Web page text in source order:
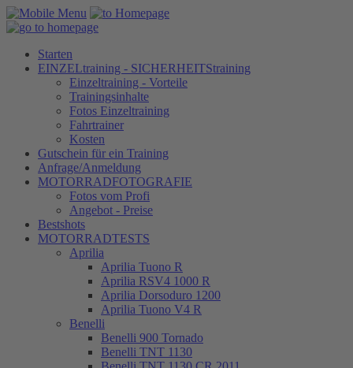
Starten
EINZELtraining - SICHERHEITStraining
Einzeltraining - Vorteile
Trainingsinhalte
Fotos Einzeltraining
Fahrtrainer
Kosten
Gutschein für ein Training
Anfrage/Anmeldung
MOTORRADFOTOGRAFIE
Fotos vom Profi
Angebot - Preise
Bestshots
MOTORRADTESTS
Aprilia
Aprilia Tuono R
Aprilia RSV4 1000 R
Aprilia Dorsoduro 1200
Aprilia Tuono V4 R
Benelli
Benelli 900 Tornado
Benelli TNT 1130